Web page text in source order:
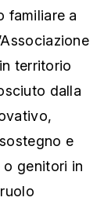
familiare a
territorio
dalla
e
o genitori in